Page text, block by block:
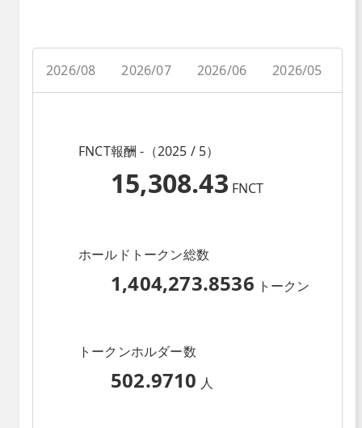
2026/08 2026/07 2026/06 2026/05
FNCT報酬 -（2025 / 5）
15,308.43 FNCT
ホールドトークン総数
1,404,273.8536 トークン
トークンホルダー数
502.9710 人